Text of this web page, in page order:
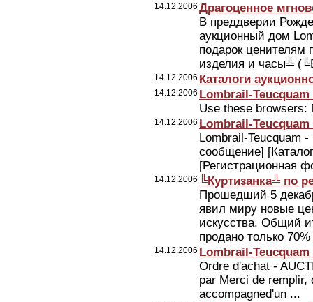
14.12.2006 Драгоценное
В преддверии
аукционный дом
подарок ценителям
изделия и часы╩
14.12.2006 Каталоги
14.12.2006 Lombrail-Teucquam
Use these browsers:
14.12.2006 Lombrail-Teucquam
Lombrail-Teucquam
сообщение]
[Регистрационная
14.12.2006 ╚Куртизанка╩ по
Прошедший 5
явил миру новые
искусства. Общий
продано только
14.12.2006 Lombrail-
Ordre d'achat -
par Merci de remplir,
accompagned'un ...